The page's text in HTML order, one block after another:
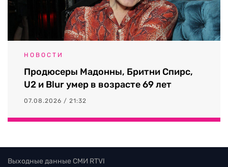
НОВОСТИ
Продюсеры Мадонны, Бритни Спирс,
U2 и Blur умер в возрасте 69 лет
07.08.2026 / 21:32
Выходные данные СМИ RTVI